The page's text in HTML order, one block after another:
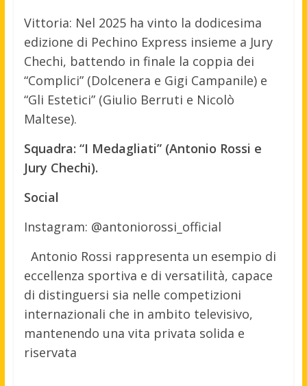
Vittoria: Nel 2025 ha vinto la dodicesima
edizione di Pechino Express insieme a Jury
Chechi, battendo in finale la coppia dei
“Complici” (Dolcenera e Gigi Campanile) e
“Gli Estetici” (Giulio Berruti e Nicolò
Maltese).
Squadra: “I Medagliati” (Antonio Rossi e
Jury Chechi).
Social
Instagram: @antoniorossi_official
Antonio Rossi rappresenta un esempio di
eccellenza sportiva e di versatilità, capace
di distinguersi sia nelle competizioni
internazionali che in ambito televisivo,
mantenendo una vita privata solida e
riservata